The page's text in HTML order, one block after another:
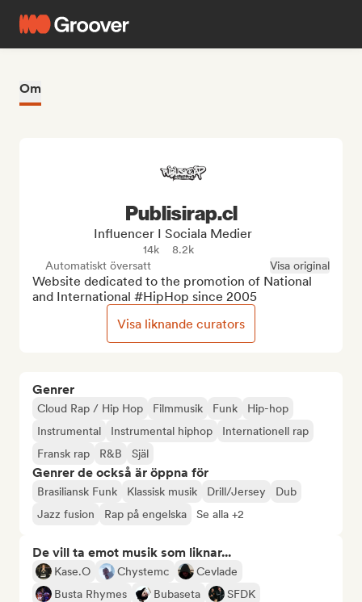
Om
Genrer
Cloud Rap / Hip Hop Filmmusik Funk
Hip-hop
Instrumental
Instrumental hiphop
Internationell rap
Fransk rap
R&B Själ
Genrer de också är öppna för
Brasiliansk Funk Klassisk musik Drill/Jersey
Dub
Jazz fusion
Rap på engelska Se alla +2
De vill ta emot musik som liknar...
Kase.O Chystemc
Cevlade
Busta Rhymes
Bubaseta SFDK
Publisirap.cl
Influencer I Sociala Medier
14k
8.2k
Automatiskt översatt
Visa original
Website dedicated to the promotion of National
and International #HipHop since 2005
Visa liknande curators